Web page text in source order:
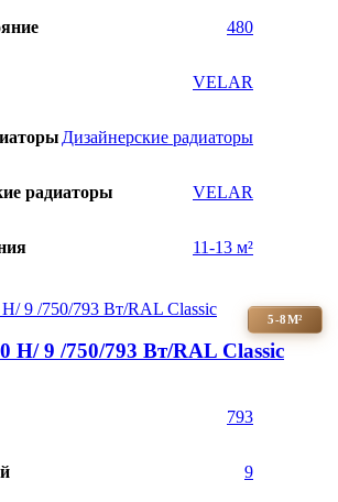
480
VELAR
Дизайнерские радиаторы
радиаторы VELAR
11-13 м²
5-8М²
H/ 9 /750/793 Вт/RAL Classic
793
9